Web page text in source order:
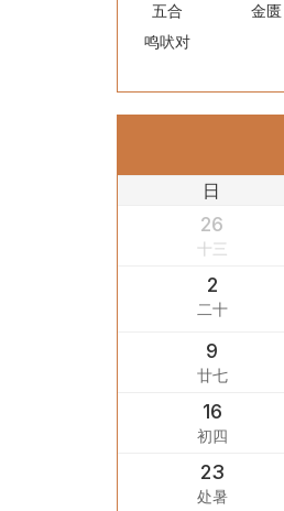
五合
金匮
鸣吠对
日
26
十三
2
二十
9
廿七
16
初四
23
处暑